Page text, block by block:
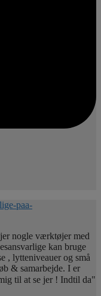
paa-
nogle værktøjer med
kan bruge
, lytteniveauer og små
& samarbejde. I er
til at se jer ! Indtil da"